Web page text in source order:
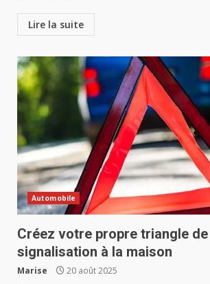
Lire la suite
Automobile
Créez votre propre triangle de
signalisation à la maison
Marise 20 août 2025